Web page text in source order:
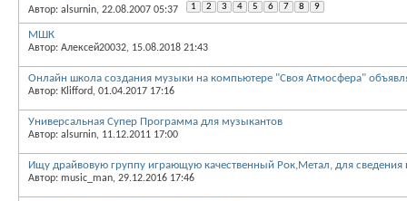
Автор: alsurnin, 22.08.2007 05:37 1 2 3 4 5 6 7 8 9
МШК
Автор: Алексей20032, 15.08.2018 21:43
Онлайн школа создания музыки на компьютере "Своя Атмосфера"
Автор: Klifford, 01.04.2017 17:16
Универсальная Супер Программа для музыкантов
Автор: alsurnin, 11.12.2011 17:00
Ищу драйвовую группу играющую качественный Рок,Метал, для сведения
Автор: music_man, 29.12.2016 17:46